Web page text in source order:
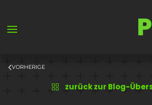
VORHERIGE
zurück zur Blog-